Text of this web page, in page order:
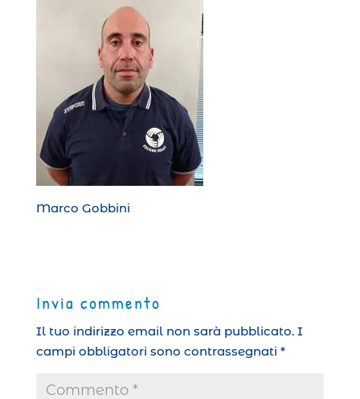
Marco Gobbini
Invia commento
Il tuo indirizzo email non sarà pubblicato. I
campi obbligatori sono contrassegnati *